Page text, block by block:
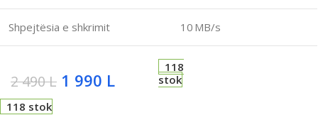
Shpejtësia e shkrimit 10 MB/s
2 490L 1 990 L
118
stok
118 stok